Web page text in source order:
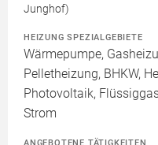
Junghof)
HEIZUNG SPEZIALGEBIETE
Wärmepumpe,
Pelletheizung, BHKW,
Photovoltaik,
Strom
ANGEBOTENE TÄTIGKEITEN